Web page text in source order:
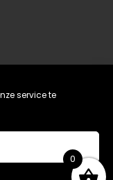
service te
0